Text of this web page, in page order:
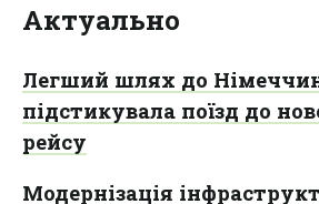
Актуально
Легший шлях до
підстикувала поїзд до
рейсу
Модернізація